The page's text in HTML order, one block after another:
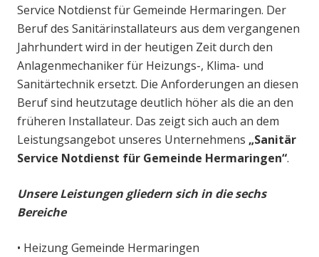
Service Notdienst für Gemeinde Hermaringen. Der
Beruf des Sanitärinstallateurs aus dem vergangenen
Jahrhundert wird in der heutigen Zeit durch den
Anlagenmechaniker für Heizungs-, Klima- und
Sanitärtechnik ersetzt. Die Anforderungen an diesen
Beruf sind heutzutage deutlich höher als die an den
früheren Installateur. Das zeigt sich auch an dem
Leistungsangebot unseres Unternehmens „Sanitär
Service Notdienst für Gemeinde Hermaringen“.
Unsere Leistungen gliedern sich in die sechs
Bereiche
• Heizung Gemeinde Hermaringen